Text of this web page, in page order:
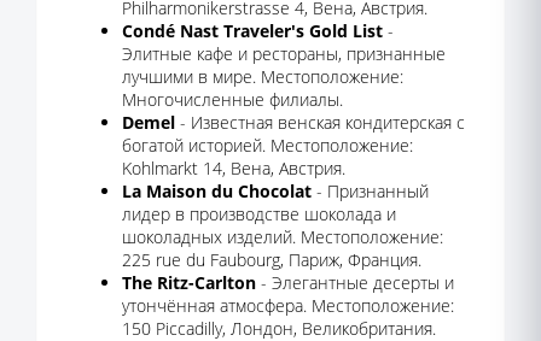
Philharmonikerstrasse 4, Вена, Австрия.
Condé Nast Traveler's Gold List -
Элитные кафе и рестораны, признанные
лучшими в мире. Местоположение:
Многочисленные филиалы.
Demel - Известная венская кондитерская с
богатой историей. Местоположение:
Kohlmarkt 14, Вена, Австрия.
La Maison du Chocolat - Признанный
лидер в производстве шоколада и
шоколадных изделий. Местоположение:
225 rue du Faubourg, Париж, Франция.
The Ritz-Carlton - Элегантные десерты и
утончённая атмосфера. Местоположение:
150 Piccadilly, Лондон, Великобритания.